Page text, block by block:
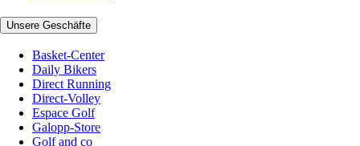
Unsere Geschäfte
Basket-Center
Daily Bikers
Direct Running
Direct-Volley
Espace Golf
Galopp-Store
Golf and co